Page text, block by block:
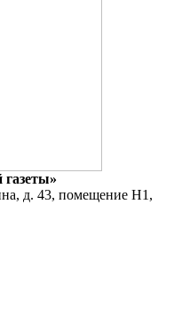
газеты»
д. 43, помещение Н1,